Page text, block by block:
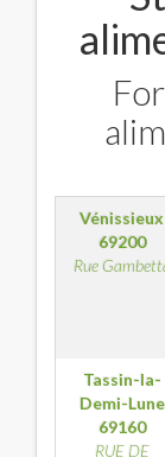
Vénissieux
69200
Rue
Tassin-la-
Demi-Lune
69160
RUE DE